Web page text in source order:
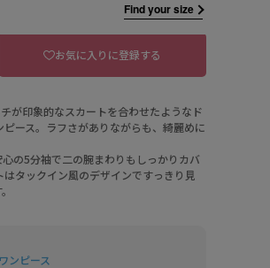
Find your size
お気に入りに登録する
が印象的なスカートを合わせたようなド
ース。ラフさがありながらも、綺麗めに
の5分袖で二の腕まわりもしっかりカバ
タックイン風のデザインですっきり見
ンピース